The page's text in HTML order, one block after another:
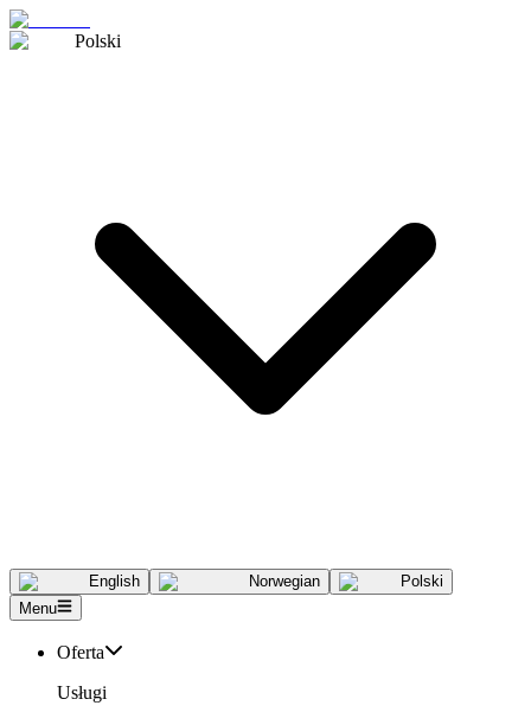
Polski
English Norwegian
Polski
Menu
Oferta
Usługi